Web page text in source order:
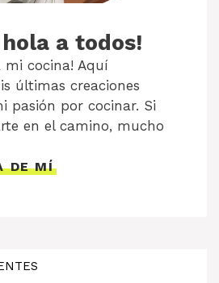
hola a todos!
mi cocina! Aquí
últimas creaciones
pasión por cocinar. Si
en el camino, mucho
DE MÍ